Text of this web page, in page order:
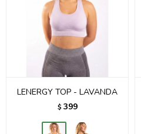
LENERGY TOP - LAVANDA
$ 399